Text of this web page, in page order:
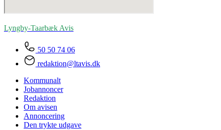
Lyngby-TaarbækAvis
50 50 74 06
redaktion@ltavis.dk
Kommunalt
Jobannoncer
Redaktion
Om avisen
Annoncering
Den trykte udgave